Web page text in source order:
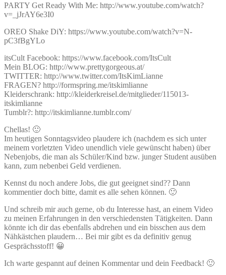
PARTY Get Ready With Me: http://www.youtube.com/watch?
v=_jJrAY6e3I0
OREO Shake DiY: https://www.youtube.com/watch?v=N-
pC3fBgYLo
itsCult Facebook: https://www.facebook.com/ItsCult
Mein BLOG: http://www.prettygorgeous.at/
TWITTER: http://www.twitter.com/ItsKimLianne
FRAGEN? http://formspring.me/itskimlianne
Kleiderschrank: http://kleiderkreisel.de/mitglieder/115013-
itskimlianne
Tumblr?: http://itskimlianne.tumblr.com/
Chellas! 🙂
Im heutigen Sonntagsvideo plaudere ich (nachdem es sich unter
meinem vorletzten Video unendlich viele gewünscht haben) über
Nebenjobs, die man als Schüler/Kind bzw. junger Student ausüben
kann, zum nebenbei Geld verdienen.
Kennst du noch andere Jobs, die gut geeignet sind?? Dann
kommentier doch bitte, damit es alle sehen können. 🙂
Und schreib mir auch gerne, ob du Interesse hast, an einem Video
zu meinen Erfahrungen in den verschiedensten Tätigkeiten. Dann
könnte ich dir das ebenfalls abdrehen und ein bisschen aus dem
Nähkästchen plaudern… Bei mir gibt es da definitiv genug
Gesprächsstoff! 😀
Ich warte gespannt auf deinen Kommentar und dein Feedback! 🙂